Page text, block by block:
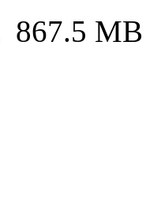
867.5 MB